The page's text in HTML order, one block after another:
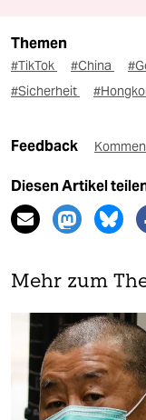
Themen
#TikTok #China
#Sicherheit
Feedback
Diesen Artikel
Mehr zum